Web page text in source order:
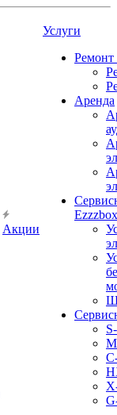
Акции
Услуги
Ремонт
Аренда
Ezzzbox